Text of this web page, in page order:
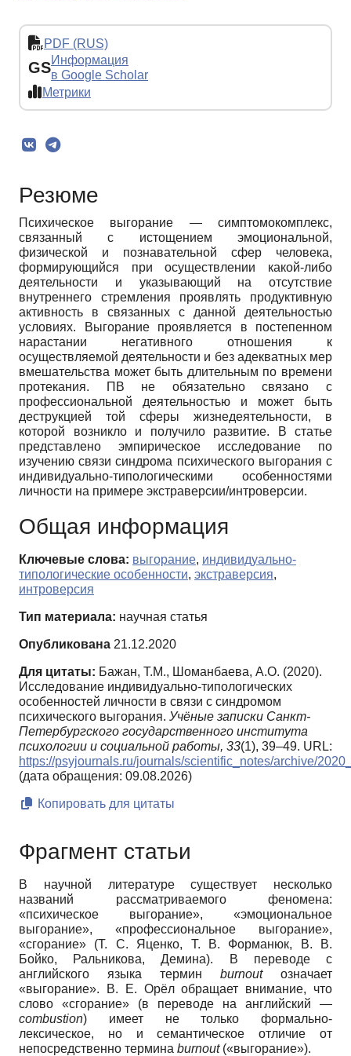
PDF (RUS)
GSИнформация
в Google Scholar
Метрики
Резюме
Психическое выгорание — симптомокомплекс,
связанный с истощением эмоциональной,
физической и познавательной сфер человека,
формирующийся при осуществлении какой-либо
деятельности и указывающий на отсутствие
внутреннего стремления проявлять продуктивную
активность в связанных с данной деятельностью
условиях. Выгорание проявляется в постепенном
нарастании негативного отношения к
осуществляемой деятельности и без адекватных мер
вмешательства может быть длительным по времени
протекания. ПВ не обязательно связано с
профессиональной деятельностью и может быть
деструкцией той сферы жизнедеятельности, в
которой возникло и получило развитие. В статье
представлено эмпирическое исследование по
изучению связи синдрома психического выгорания с
индивидуально-типологическими особенностями
личности на примере экстраверсии/интроверсии.
Общая информация
Ключевые слова: выгорание, индивидуально-
типологические особенности, экстраверсия,
интроверсия
Тип материала: научная статья
Опубликована 21.12.2020
Для цитаты: Бажан, Т.М., Шоманбаева, А.О. (2020).
Исследование индивидуально-типологических
особенностей личности в связи с синдромом
психического выгорания. Учёные записки Санкт-
Петербургского государственного института
психологии и социальной работы, 33(1), 39–49. URL:
https://psyjournals.ru/journals/scientific_notes/archive/
(дата обращения: 09.08.2026)
Копировать для цитаты
Фрагмент статьи
В научной литературе существует несколько
названий рассматриваемого феномена:
«психическое выгорание», «эмоциональное
выгорание», «профессиональное выгорание»,
«сгорание» (Т. С. Яценко, Т. В. Форманюк, В. В.
Бойко, Ральникова, Демина). В переводе с
английского языка термин burnoutозначает
«выгорание». В. Е. Орёл обращает внимание, что
слово «сгорание» (в переводе на английский —
combustion) имеет не только формально-
лексическое, но и семантическое отличие от
непосредственно термина burnout(«выгорание»).